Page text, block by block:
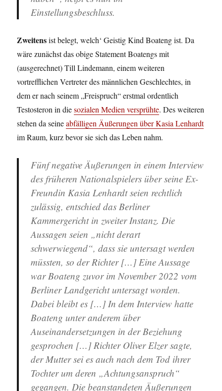
Einstellungsbeschluss.
Zweitensist belegt, welch‘ Geistig Kind Boateng ist. Da
wäre zunächst das obige Statement Boatengs mit
(ausgerechnet) Till Lindemann, einem weiteren
vortrefflichen Vertreter des männlichen Geschlechtes, in
dem er nach seinem „Freispruch“ erstmal ordentlich
Testosteron in diesozialen Medien versprühte. Des weiteren
stehen da seineabfälligen Äußerungen über Kasia Lenhardt
im Raum, kurz bevor sie sich das Leben nahm.
Fünf negative Äußerungen in einem Interview
des früheren Nationalspielers über seine Ex-
Freundin Kasia Lenhardt seien rechtlich
zulässig, entschied das Berliner
Kammergericht in zweiter Instanz. Die
Aussagen seien „nicht derart
schwerwiegend“, dass sie untersagt werden
müssten, so der Richter […] Eine Aussage
war Boateng zuvor im November 2022 vom
Berliner Landgericht untersagt worden.
Dabei bleibt es […] In dem Interview hatte
Boateng unter anderem über
Auseinandersetzungen in der Beziehung
gesprochen […] Richter Oliver Elzer sagte,
der Mutter sei es auch nach dem Tod ihrer
Tochter um deren „Achtungsanspruch“
gegangen. Die beanstandeten Äußerungen